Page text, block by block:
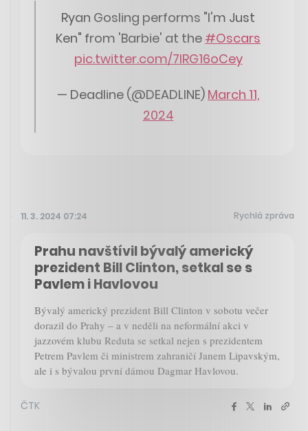
Ryan Gosling performs "I'm Just
Ken" from 'Barbie' at the #Oscars
pic.twitter.com/7IRG16oCey
— Deadline (@DEADLINE) March 11,
2024
11. 3. 2024 07:24 Rychlá zpráva
Prahu navštívil bývalý americký
prezident Bill Clinton, setkal se s
Pavlem i Havlovou
Bývalý americký prezident Bill Clinton v sobotu večer
dorazil do Prahy – a v neděli na neformální akci v
jazzovém klubu Reduta se setkal nejen s prezidentem
Petrem Pavlem či ministrem zahraničí Janem Lipavským,
ale i s bývalou první dámou Dagmar Havlovou.
ČTK